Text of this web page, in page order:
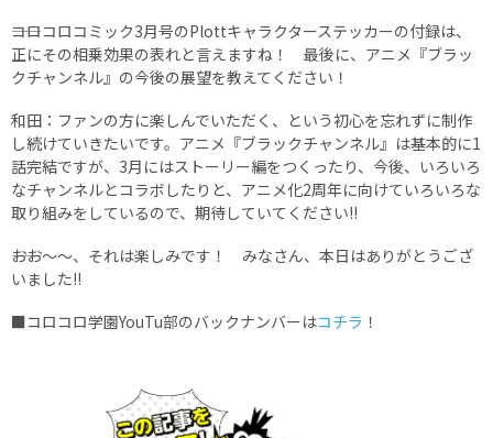
――コロコロコミック3月号のPlottキャラクターステッカーの付録は、
正にその相乗効果の表れと言えますね！ 最後に、アニメ『ブラッ
クチャンネル』の今後の展望を教えてください！
和田：ファンの方に楽しんでいただく、という初心を忘れずに制作
し続けていきたいです。アニメ『ブラックチャンネル』は基本的に1
話完結ですが、3月にはストーリー編をつくったり、今後、いろいろ
なチャンネルとコラボしたりと、アニメ化2周年に向けていろいろな
取り組みをしているので、期待していてください!!
――おお〜〜、それは楽しみです！ みなさん、本日はありがとうござ
いました!!
■コロコロ学園YouTu部のバックナンバーはコチラ ！